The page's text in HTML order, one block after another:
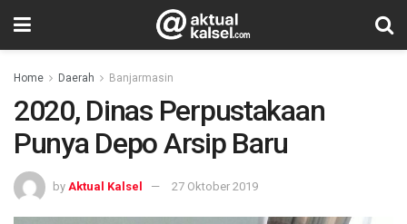
Home Daerah Banjarmasin
2020, Dinas Perpustakaan
Punya Depo Arsip Baru
by Aktual Kalsel 27 Oktober 2019